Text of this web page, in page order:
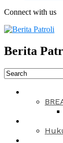
Connect with us
Berita